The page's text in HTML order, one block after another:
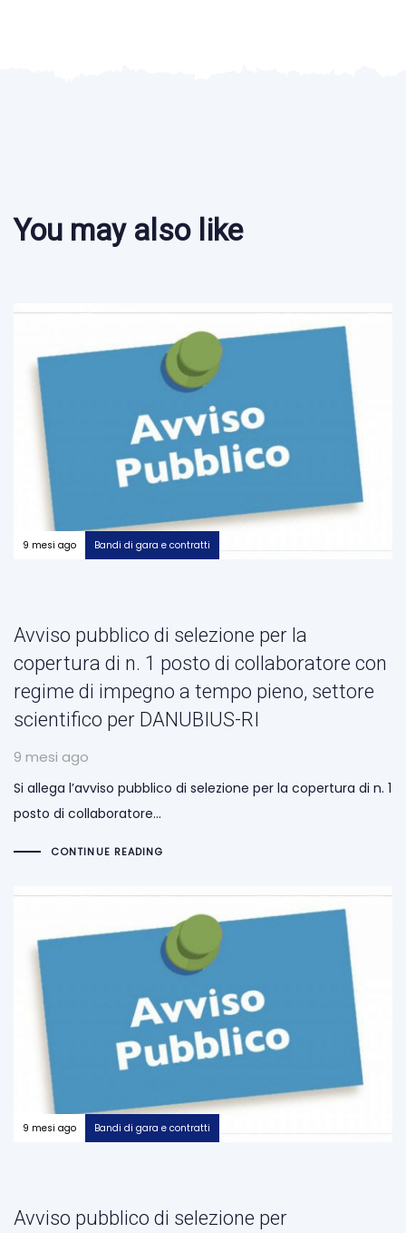
You may also like
9 mesi ago Bandi di gara e contratti
Avviso pubblico di selezione per la
copertura di n. 1 posto di collaboratore con
regime di impegno a tempo pieno, settore
scientifico per DANUBIUS-RI
9 mesi ago
Si allega l’avviso pubblico di selezione per la copertura di n. 1
posto di collaboratore…
CONTINUE READING
9 mesi ago Bandi di gara e contratti
Avviso pubblico di selezione per